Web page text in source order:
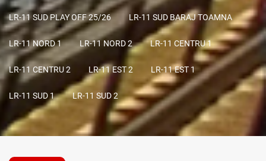
LR-11 SUD PLAY OFF 25/26 LR-11 SUD BARAJ TOAMNA
LR-11 NORD 1 LR-11 NORD 2 LR-11 CENTRU 1
LR-11 CENTRU 2 LR-11 EST 2 LR-11 EST 1
LR-11 SUD 1 LR-11 SUD 2